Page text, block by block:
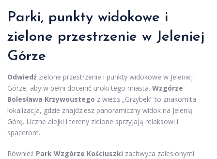
Parki, punkty widokowe i
zielone przestrzenie w Jeleniej
Górze
Odwiedź zielone przestrzenie i punkty widokowe w Jeleniej
Górze, aby w pełni docenić uroki tego miasta. Wzgórze
Bolesława Krzywoustego z wieżą „Grzybek” to znakomita
lokalizacja, gdzie znajdziesz panoramiczny widok na Jelenią
Górę. Liczne alejki i tereny zielone sprzyjają relaksowi i
spacerom.
Również Park Wzgórze Kościuszki zachwyca zalesionymi